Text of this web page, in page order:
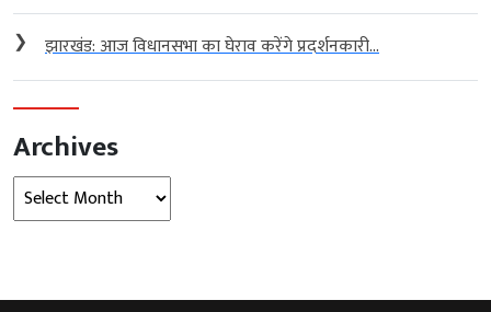
❯ झारखंड: आज विधानसभा का घेराव करेंगे प्रदर्शनकारी...
Archives
Archives